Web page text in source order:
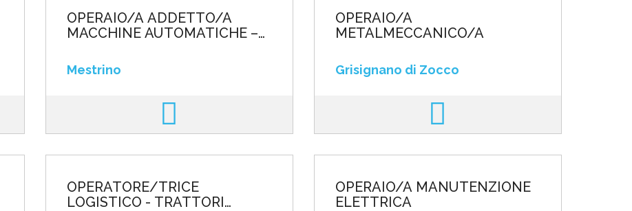
OPERAIO/A ADDETTO/A
MACCHINE AUTOMATICHE –
Mestrino
OPERAIO/A
METALMECCANICO/A
Grisignano di Zocco
OPERATORE/TRICE
LOGISTICO - TRATTORI
OPERAIO/A MANUTENZIONE
ELETTRICA